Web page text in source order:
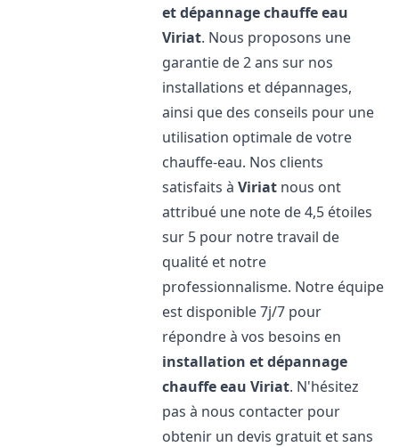
et dépannage chauffe eau
Viriat. Nous proposons une
garantie de 2 ans sur nos
installations et dépannages,
ainsi que des conseils pour une
utilisation optimale de votre
chauffe-eau. Nos clients
satisfaits àViriat nous ont
attribué une note de 4,5 étoiles
sur 5 pour notre travail de
qualité et notre
professionnalisme. Notre équipe
est disponible 7j/7 pour
répondre à vos besoins en
installation et dépannage
chauffe eau Viriat. N'hésitez
pas à nous contacter pour
obtenir un devis gratuit et sans